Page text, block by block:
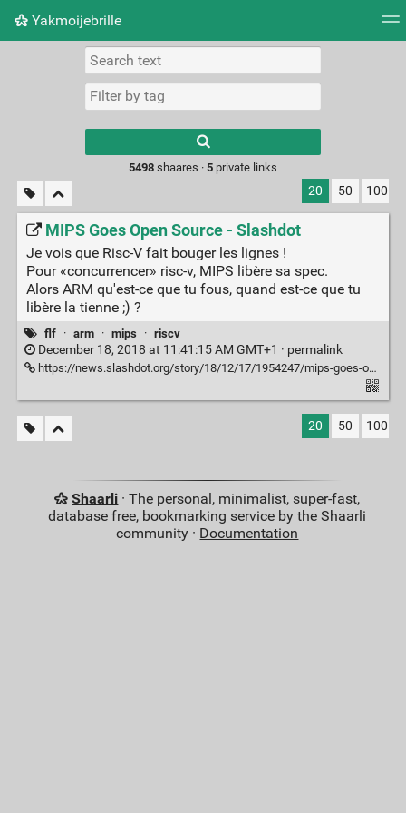
Yakmoijebrille
Picture wall
results.
5498shaares · 5private links
20 50 100
MIPS Goes Open Source - Slashdot
Je vois que Risc-V fait bouger les lignes !
Pour «concurrencer» risc-v, MIPS libère sa spec.
Alors ARM qu'est-ce que tu fous, quand est-ce que tu
libère la tienne ;) ?
flf · arm · mips · riscv
December 18, 2018 at 11:41:15 AM GMT+1 · permalink
https://news.slashdot.org/story/18/12/17/1954247/mips-goes-open-source
20 50 100
Shaarli · The personal, minimalist, super-fast,
database free, bookmarking service by the Shaarli
community · Documentation